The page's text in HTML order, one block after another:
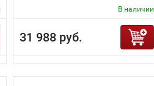
В наличии
31 988 руб.